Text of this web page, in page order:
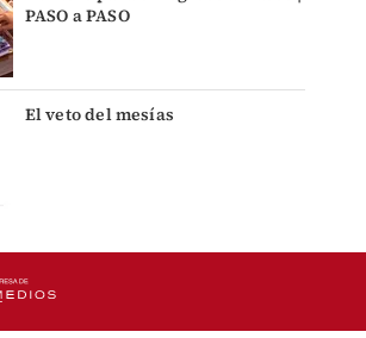
PASO a PASO
El veto del mesías